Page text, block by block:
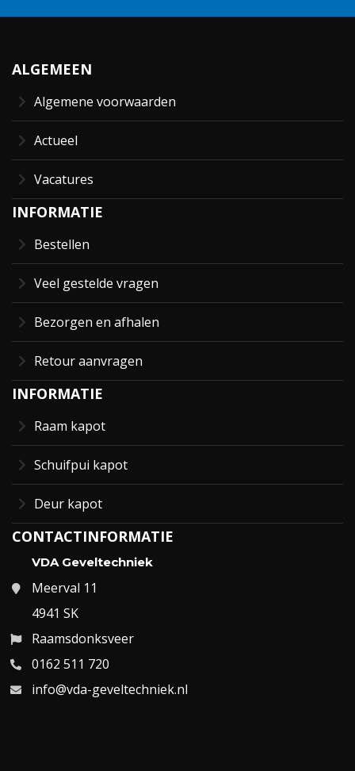
ALGEMEEN
Algemene voorwaarden
Actueel
Vacatures
INFORMATIE
Bestellen
Veel gestelde vragen
Bezorgen en afhalen
Retour aanvragen
INFORMATIE
Raam kapot
Schuifpui kapot
Deur kapot
CONTACTINFORMATIE
VDA Geveltechniek
Meerval 11
4941 SK
Raamsdonksveer
0162 511 720
info@vda-geveltechniek.nl